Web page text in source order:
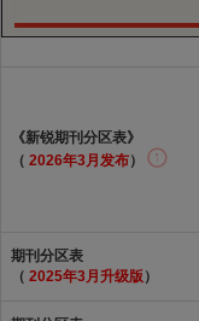
《新锐期刊分区表》
（ 2026年3月发布）
期刊分区表
（ 2025年3月升级版 ）